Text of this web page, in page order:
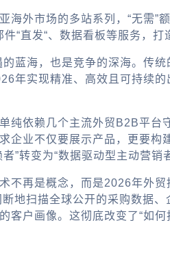
外市场的多站系列，“无需”
“直发“、数据看板等服务，打
蓝海，也是竞争的深海。传
年实现精准、高效且可持续
纯依赖几个主流外贸B2B平台
企业不仅要展示产品，更要
”转变为“数据驱动型主动营销者
不再是概念，而是2026年外
地扫描全球公开的采购数据
客户画像。这彻底改变了“如何